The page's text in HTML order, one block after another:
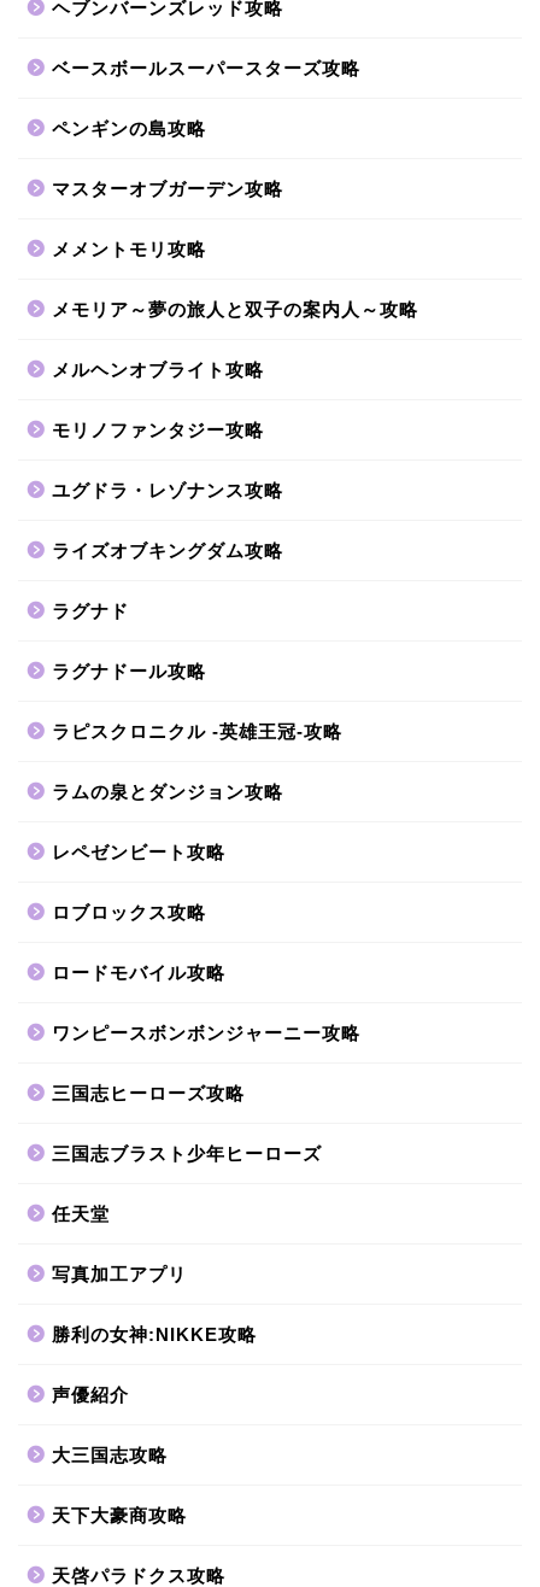
ヘブンバーンズレッド攻略
ベースボールスーパースターズ攻略
ペンギンの島攻略
マスターオブガーデン攻略
メメントモリ攻略
メモリア～夢の旅人と双子の案内人～攻略
メルヘンオブライト攻略
モリノファンタジー攻略
ユグドラ・レゾナンス攻略
ライズオブキングダム攻略
ラグナド
ラグナドール攻略
ラピスクロニクル -英雄王冠-攻略
ラムの泉とダンジョン攻略
レペゼンビート攻略
ロブロックス攻略
ロードモバイル攻略
ワンピースボンボンジャーニー攻略
三国志ヒーローズ攻略
三国志ブラスト少年ヒーローズ
任天堂
写真加工アプリ
勝利の女神:NIKKE攻略
声優紹介
大三国志攻略
天下大豪商攻略
天啓パラドクス攻略